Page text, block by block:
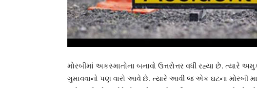
મોરબીમાં અકસ્માતોના બનાવો ઉત્તરોત્તર વધી રહ્યા છે. ત્યારે
ગુમાવવાનો પણ વારો આવે છે. ત્યારે આવી જ એક ઘટના મોરબી